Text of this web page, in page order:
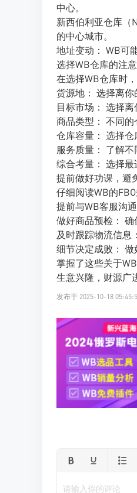
中心。
新西伯利亚仓库（
的中心城市。
地址变动： WB可
选择WB仓库的注
在选择WB仓库时
货源地： 选择离你
目标市场： 选择
商品类型： 不同的
仓库容量： 选择仓
服务质量： 了解不
综合考量： 选择最
提前做好功课，避
仔细阅读WB的
提前与WB客服沟
做好商品预检： 确
及时跟踪物流信息
细节决定成败： 做
掌握了这些关于
生意兴隆，财源广
发布于 2025-10-18
请输入你的评论